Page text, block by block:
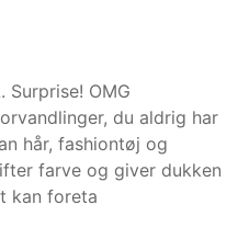
Surprise! OMG
du aldrig har
hår, fashiontøj og
farve og giver dukken
kan foreta